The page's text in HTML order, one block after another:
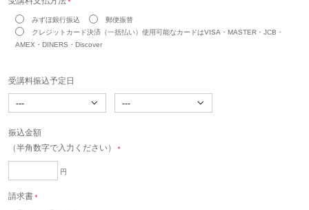
みずほ銀行振込
郵便振替
クレジットカード決済（一括払い）使用可能なカードはVISA・MASTER・JCB・
AMEX・DINERS・Discover
受講料振込予定日
振込金額
（半角数字で入力ください）
＊
円
請求書 ＊